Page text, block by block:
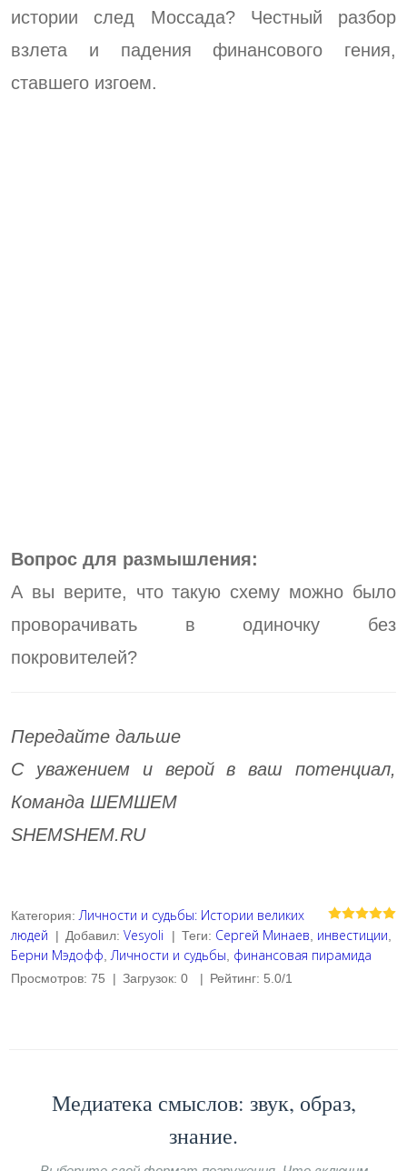
истории след Моссада? Честный разбор
взлета и падения финансового гения,
ставшего изгоем.
Вопрос для размышления:
А вы верите, что такую схему можно было
проворачивать в одиночку без
покровителей?
Передайте дальше
С уважением и верой в ваш потенциал,
Команда ШЕМШЕМ
SHEMSHEM.RU
Категория: Личности и судьбы: Истории великих
людей
| Добавил: Vesyoli | Теги: Сергей Минаев инвестиции
Берни Мэдофф Личности и судьбы финансовая пирамида
Просмотров: 75 | Загрузок: 0 | Рейтинг: 5.0/1
Медиатека смыслов: звук, образ,
знание.